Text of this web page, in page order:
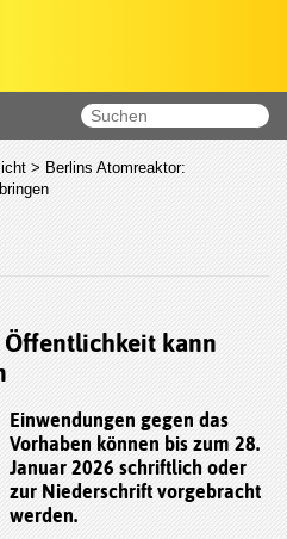
> Berlins Atomreaktor:
kann
Einwendungen gegen das
Vorhaben können bis zum 28.
Januar 2026 schriftlich oder
zur Niederschrift vorgebracht
werden.